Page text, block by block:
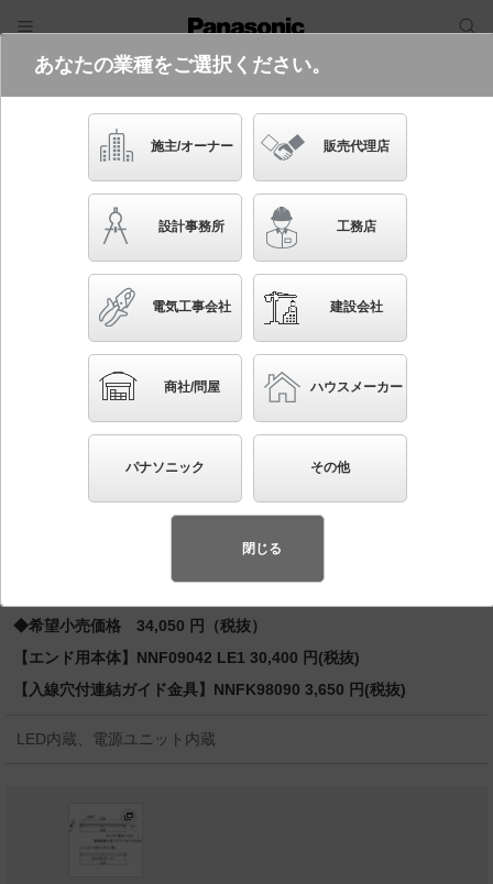
電気・建築設備（ビジネス）
フリーワード
品番・キーワード
かんたん照度計算
XLY090ESV LE1
天井直付型・壁直付型・据置取付型 LED（温白色）
シームレス建築部材照明器具 L900タイプ C-Slim（シ
ースリム） シームレス建築部材照明器具
（省エネ・デザイン性・配光制御など様々なご
要望にお応えできる商品群です。）
◆希望小売価格 34,050 円（税抜）
【エンド用本体】NNF09042 LE1 30,400 円(税抜)
【入線穴付連結ガイド金具】NNFK98090 3,650 円(税抜)
LED内蔵、電源ユニット内蔵
あなたの業種をご選択ください。
施主/オーナー 販売代理店
設計事務所 工務店
電気工事会社 建設会社
商社/問屋 ハウスメーカー
パナソニック その他
閉じる